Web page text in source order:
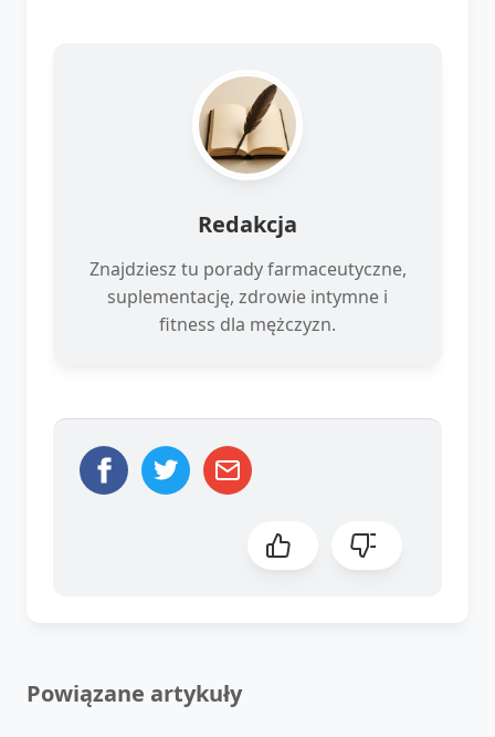
Redakcja
Znajdziesz tu porady farmaceutyczne,
suplementację, zdrowie intymne i
fitness dla mężczyzn.
Powiązane artykuły